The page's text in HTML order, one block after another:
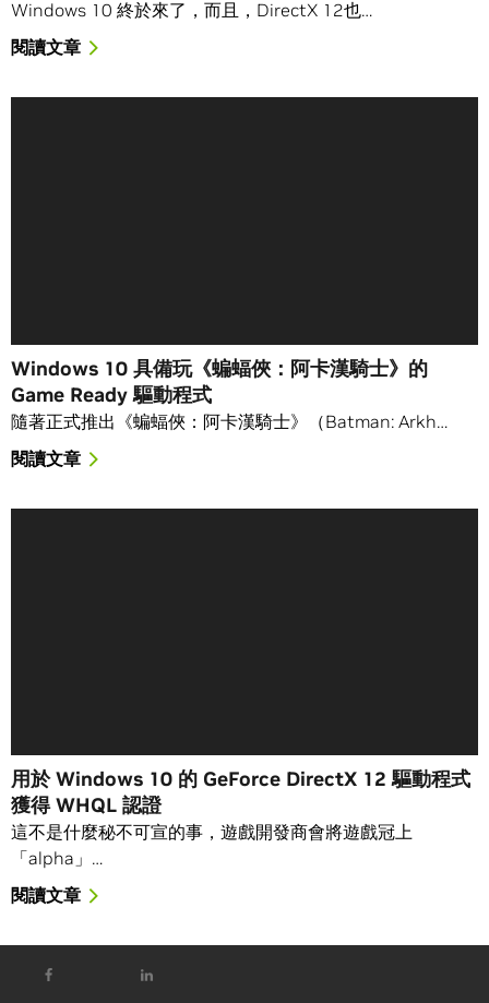
Windows 10 終於來了，而且，DirectX 12也…
閱讀文章
Windows 10 具備玩《蝙蝠俠：阿卡漢騎士》的
Game Ready 驅動程式
隨著正式推出《蝙蝠俠：阿卡漢騎士》（Batman: Arkh…
閱讀文章
用於 Windows 10 的 GeForce DirectX 12 驅動程式
獲得 WHQL 認證
這不是什麼秘不可宣的事，遊戲開發商會將遊戲冠上
「alpha」…
閱讀文章